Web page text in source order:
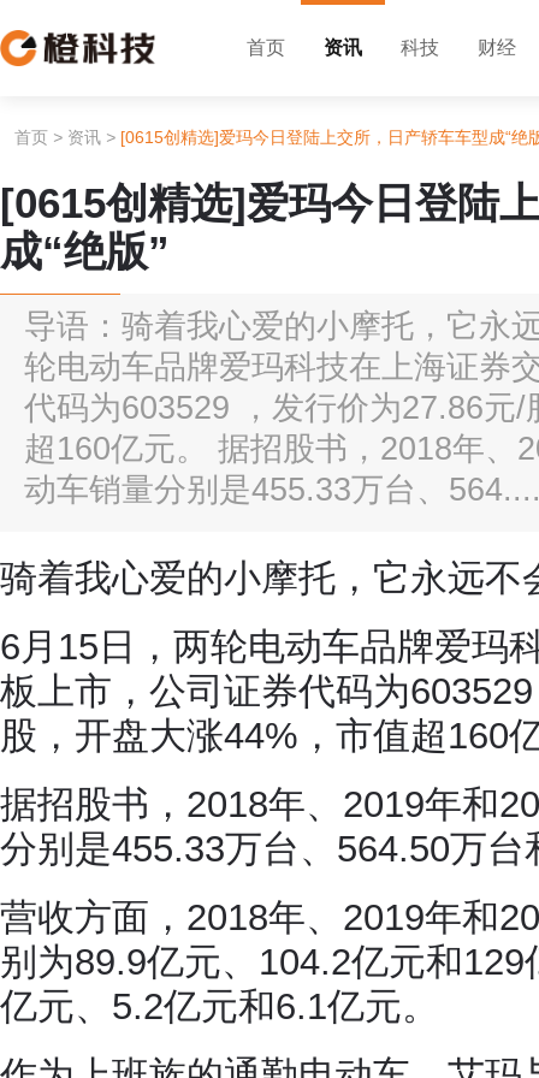
首页 资讯 科技 财经
首页 > 资讯 > [0615创精选]爱玛今日登陆上交所，日产轿车车型成“绝
[0615创精选]爱玛今日登陆
成“绝版”
导语：骑着我心爱的小摩托，它永
轮电动车品牌爱玛科技在上海证券
代码为603529 ，发行价为27.86元
超160亿元。 据招股书，2018年、
动车销量分别是455.33万台、
骑着我心爱的小摩托，它永远不
6月15日，两轮电动车品牌爱玛
板上市，公司证券代码为
股，开盘大涨44%，市值超160
据招股书，2018年、2019年和
分别是455.33万台、564.50万台
营收方面，2018年、2019年和
别为89.9亿元、104.2亿元和
亿元、5.2亿元和6.1亿元。